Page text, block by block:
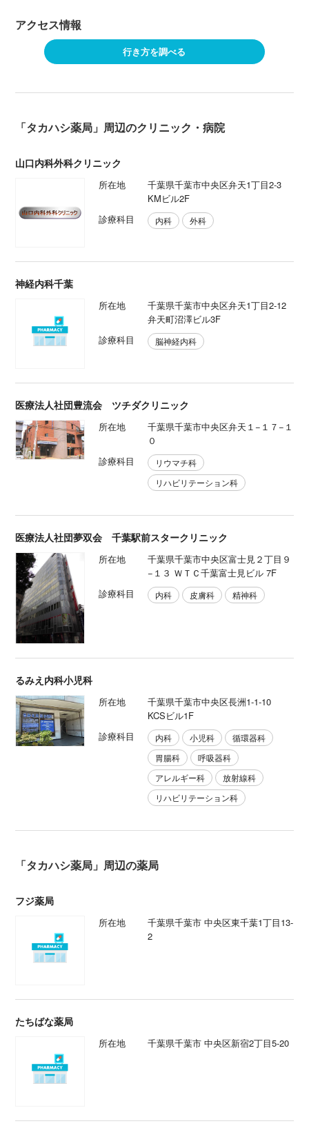
アクセス情報
行き方を調べる
「タカハシ薬局」周辺のクリニック・病院
山口内科外科クリニック
所在地
千葉県千葉市中央区弁天1丁目2-3
KMビル2F
診療科目
内科 外科
神経内科千葉
所在地
千葉県千葉市中央区弁天1丁目2-12
弁天町沼澤ビル3F
診療科目
脳神経内科
医療法人社団豊流会 ツチダクリニック
所在地
千葉県千葉市中央区弁天１−１７−１
０
診療科目
リウマチ科
リハビリテーション科
医療法人社団夢双会 千葉駅前スタークリニック
所在地
千葉県千葉市中央区富士見２丁目９
−１３ ＷＴＣ千葉富士見ビル 7F
診療科目
内科 皮膚科 精神科
るみえ内科小児科
所在地
千葉県千葉市中央区長洲1-1-10
KCSビル1F
診療科目
内科 小児科
循環器科
胃腸科
呼吸器科
アレルギー科
放射線科
リハビリテーション科
「タカハシ薬局」周辺の薬局
フジ薬局
所在地
千葉県千葉市 中央区東千葉1丁目13-
2
たちばな薬局
所在地 千葉県千葉市 中央区新宿2丁目5-20